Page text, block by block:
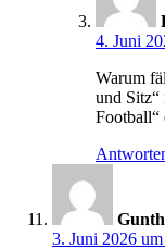
4. Juni
Warum
und
Football“
3. Juni 2026